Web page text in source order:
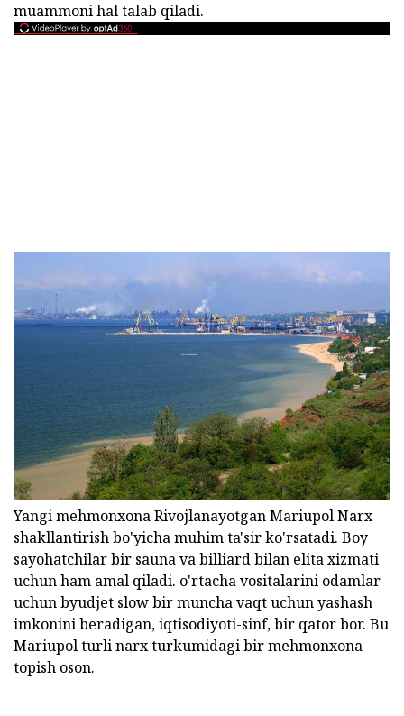
muammoni hal talab qiladi.
Yangi mehmonxona Rivojlanayotgan Mariupol Narx
shakllantirish bo'yicha muhim ta'sir ko'rsatadi. Boy
sayohatchilar bir sauna va billiard bilan elita xizmati
uchun ham amal qiladi. o'rtacha vositalarini odamlar
uchun byudjet slow bir muncha vaqt uchun yashash
imkonini beradigan, iqtisodiyoti-sinf, bir qator bor. Bu
Mariupol turli narx turkumidagi bir mehmonxona
topish oson.